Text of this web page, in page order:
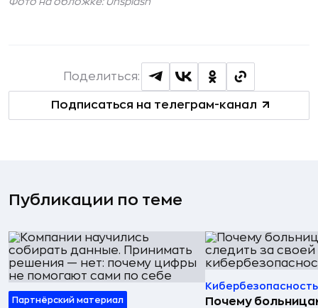
Подписаться на телеграм-канал
Поделиться:
Публикации по теме
Партнёрский материал
Кибербезопасность
Почему